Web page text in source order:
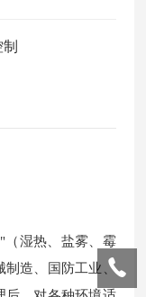
（湿热、盐雾、霉
制造、国防工业、